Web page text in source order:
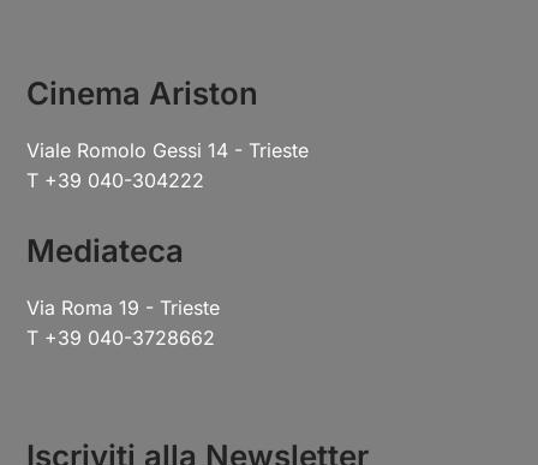
Cinema Ariston
Viale Romolo Gessi 14 - Trieste
T +39 040-304222
Mediateca
Via Roma 19 - Trieste
T +39 040-3728662
Iscriviti alla Newsletter